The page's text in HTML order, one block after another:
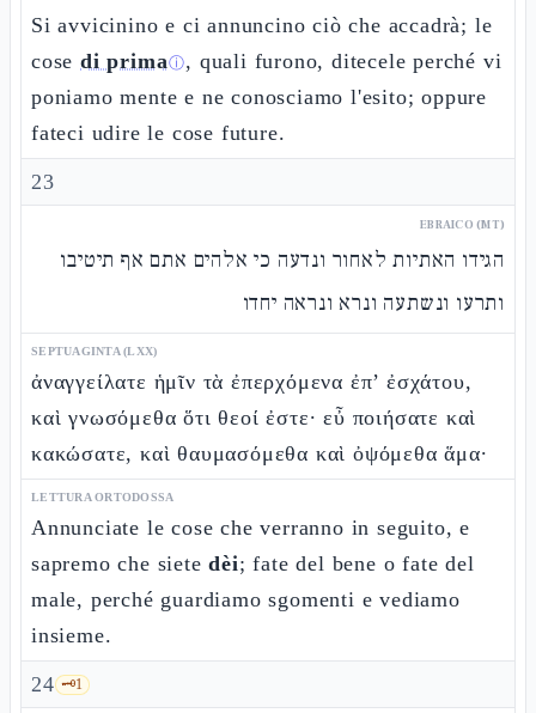
Si avvicinino e ci annuncino ciò che accadrà; le
cose di primaⓘ, quali furono, ditecele perché vi
poniamo mente e ne conosciamo l'esito; oppure
fateci udire le cose future.
23
EBRAICO (MT)
הגידו האתיות לאחור ונדעה כי אלהים אתם אף תיטיבו
ותרעו ונשתעה ונרא ונראה יחדו
SEPTUAGINTA (LXX)
ἀναγγείλατε ἡμῖν τὰ ἐπερχόμενα ἐπ’ ἐσχάτου,
καὶ γνωσόμεθα ὅτι θεοί ἐστε· εὖ ποιήσατε καὶ
κακώσατε, καὶ θαυμασόμεθα καὶ ὀψόμεθα ἅμα·
LETTURA ORTODOSSA
Annunciate le cose che verranno in seguito, e
sapremo che sietedèi; fate del bene o fate del
male, perché guardiamo sgomenti e vediamo
insieme.
24 🗝️1